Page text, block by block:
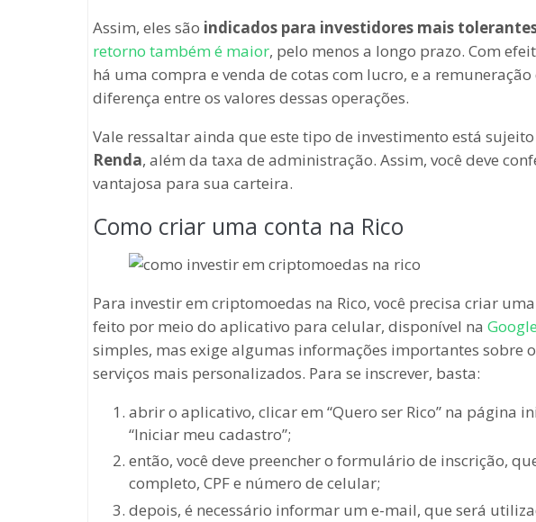
Assim, eles são indicados para investidores mais
retorno também é maior, pelo menos a longo prazo. Com
há uma compra e venda de cotas com lucro, e a
diferença entre os valores dessas operações.
Vale ressaltar ainda que este tipo de investimento está sujeito
Renda, além da taxa de administração. Assim, você deve
vantajosa para sua carteira.
Como criar uma conta na Rico
Para investir em criptomoedas na Rico, você precisa criar
feito por meio do aplicativo para celular, disponível na
simples, mas exige algumas informações importantes sobre
serviços mais personalizados. Para se inscrever, basta:
abrir o aplicativo, clicar em “Quero ser Rico” na página
“Iniciar meu cadastro”;
então, você deve preencher o formulário de inscrição,
completo, CPF e número de celular;
depois, é necessário informar um e-mail, que será